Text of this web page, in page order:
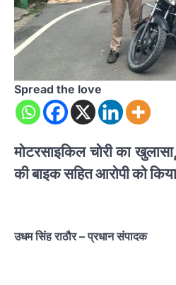
Spread the love
मोटरसाइकिल चोरी का
की बाइक सहित आरोपी को
उधम सिंह राठौर – प्रधान संपादक